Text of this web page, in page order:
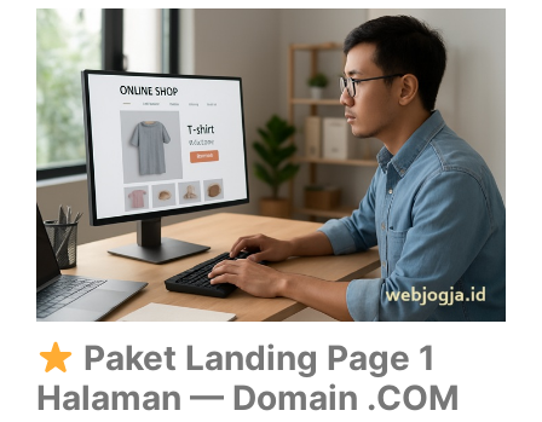
Paket Landing Page 1
Halaman — Domain .COM